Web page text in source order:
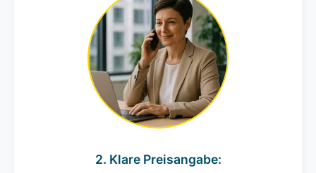
2. Klare Preisangabe: